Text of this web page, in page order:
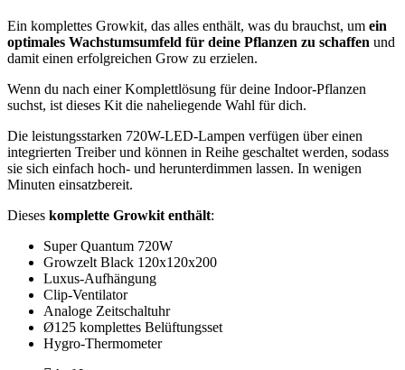
Ein komplettes Growkit, das alles enthält, was du brauchst, um ein
optimales Wachstumsumfeld für deine Pflanzen zu schaffen und
damit einen erfolgreichen Grow zu erzielen.
Wenn du nach einer Komplettlösung für deine Indoor-Pflanzen
suchst, ist dieses Kit die naheliegende Wahl für dich.
Die leistungsstarken 720W-LED-Lampen verfügen über einen
integrierten Treiber und können in Reihe geschaltet werden, sodass
sie sich einfach hoch- und herunterdimmen lassen. In wenigen
Minuten einsatzbereit.
Dieses komplette Growkit enthält:
Super Quantum 720W
Growzelt Black 120x120x200
Luxus-Aufhängung
Clip-Ventilator
Analoge Zeitschaltuhr
Ø125 komplettes Belüftungsset
Hygro-Thermometer